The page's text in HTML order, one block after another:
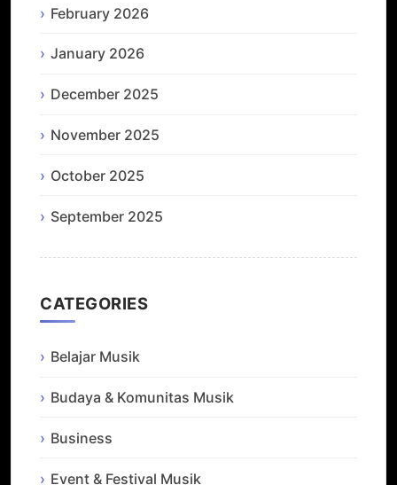
February 2026
January 2026
December 2025
November 2025
October 2025
September 2025
CATEGORIES
Belajar Musik
Budaya & Komunitas Musik
Business
Event & Festival Musik